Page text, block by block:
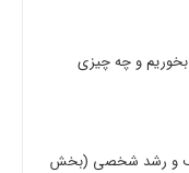
و چه چیزی
و رشد شخصی (بخش